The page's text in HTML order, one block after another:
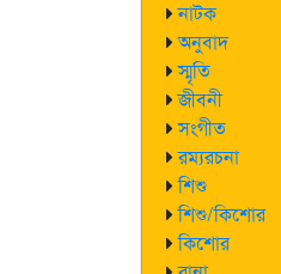
নাটক
অনুবাদ
স্মৃতি
জীবনী
সংগীত
রম্যরচনা
শিশু
শিশু/কিশোর
কিশোর